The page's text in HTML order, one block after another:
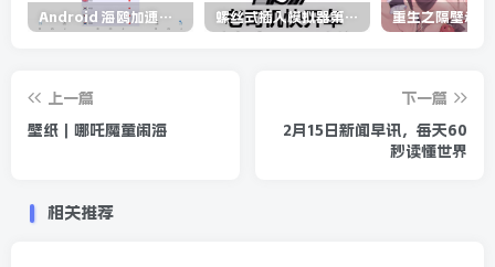
Android 海鸥加速器v6.6.3(解锁会员) 螺丝式插入模拟器第5代/NejicomiSimulator.Vol.5.v1.0.2
上一篇
壁纸｜哪吒魔童闹海
下一篇
2月15日新闻早讯，每天60
秒读懂世界
相关推荐